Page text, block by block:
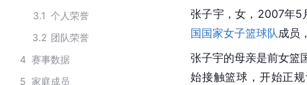
3.1 个人荣誉
3.2 团队荣誉
4 赛事数据
5 家庭成员
张子宇，女，2007年5
国国家女子篮球队 成员
张子宇的母亲是前女篮
始接触篮球，开始正